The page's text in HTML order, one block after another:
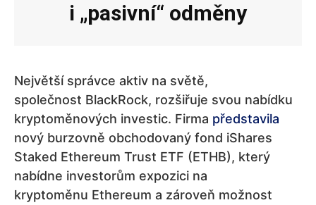
i „pasivní“ odměny
Největší správce aktiv na světě,
společnost BlackRock, rozšiřuje svou nabídku
kryptoměnových investic. Firma představila
nový burzovně obchodovaný fond iShares
Staked Ethereum Trust ETF (ETHB), který
nabídne investorům expozici na
kryptoměnu Ethereum a zároveň možnost